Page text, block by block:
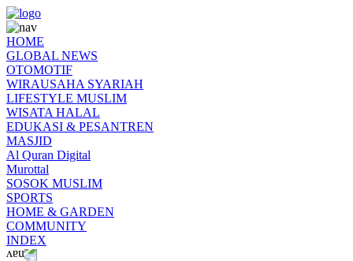
HOME
GLOBAL NEWS
OTOMOTIF
WIRAUSAHA SYARIAH
LIFESTYLE MUSLIM
WISATA HALAL
EDUKASI & PESANTREN
MASJID
Al Quran Digital
Murottal
SOSOK MUSLIM
SPORTS
HOME & GARDEN
COMMUNITY
INDEX